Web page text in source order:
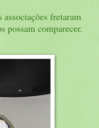
fretaram
possam comparecer.